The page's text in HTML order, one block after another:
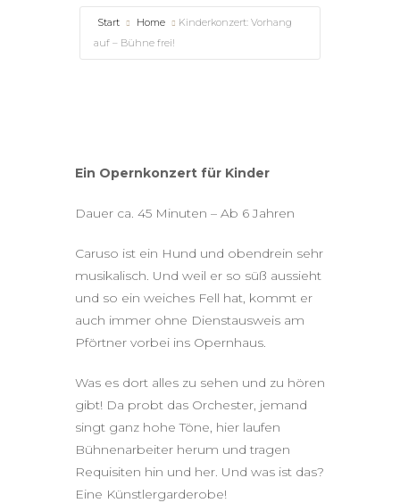
Start Home
Kinderkonzert: Vorhang
auf – Bühne frei!
Ein Opernkonzert für Kinder
Dauer ca. 45 Minuten – Ab 6 Jahren
Caruso ist ein Hund und obendrein sehr
musikalisch. Und weil er so süß aussieht
und so ein weiches Fell hat, kommt er
auch immer ohne Dienstausweis am
Pförtner vorbei ins Opernhaus.
Was es dort alles zu sehen und zu hören
gibt! Da probt das Orchester, jemand
singt ganz hohe Töne, hier laufen
Bühnenarbeiter herum und tragen
Requisiten hin und her. Und was ist das?
Eine Künstlergarderobe!